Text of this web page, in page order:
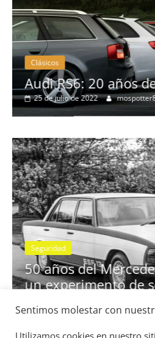
Clásicos
Audi RS6: 20 años
25 de julio de 2022
Seguridad
50 años del
un experimento de
Sentimos molestar con
Utilizamos cookies en nuestro